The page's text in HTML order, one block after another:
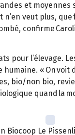
et
veut plus,
confirme
pour l’élevage.
« On
bio/non bio,
quand la
Biocoop Le